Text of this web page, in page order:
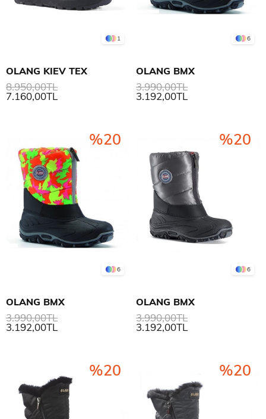
1
OLANG KIEV TEX
7.160,00TL
8.950,00TL
6
OLANG BMX
3.192,00TL
3.990,00TL
6
OLANG BMX
3.192,00TL
3.990,00TL
%20
6
OLANG BMX
3.192,00TL
3.990,00TL
%20
%20 %20